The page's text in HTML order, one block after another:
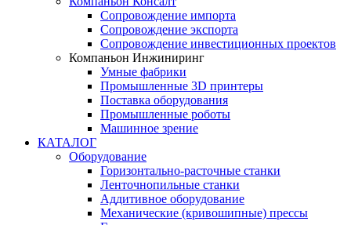
Сопровождение импорта
Сопровождение экспорта
Сопровождение инвестиционных проектов
Компаньон Инжиниринг
Умные фабрики
Промышленные 3D принтеры
Поставка оборудования
Промышленные роботы
Машинное зрение
КАТАЛОГ
Оборудование
Горизонтально-расточные станки
Ленточнопильные станки
Аддитивное оборудование
Механические (кривошипные) прессы